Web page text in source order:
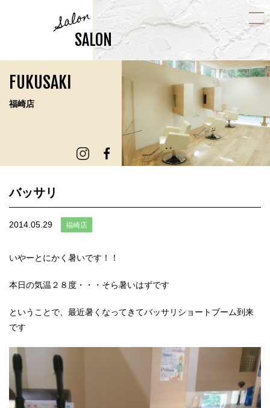
Salon
SALON
FUKUSAKI
福崎店
バッサリ
2014.05.29 福崎店
いやーとにかく暑いです！！
本日の気温２８度・・・そら暑いはずです
ということで、最近暑くなってきてバッサリショートブーム到来
です